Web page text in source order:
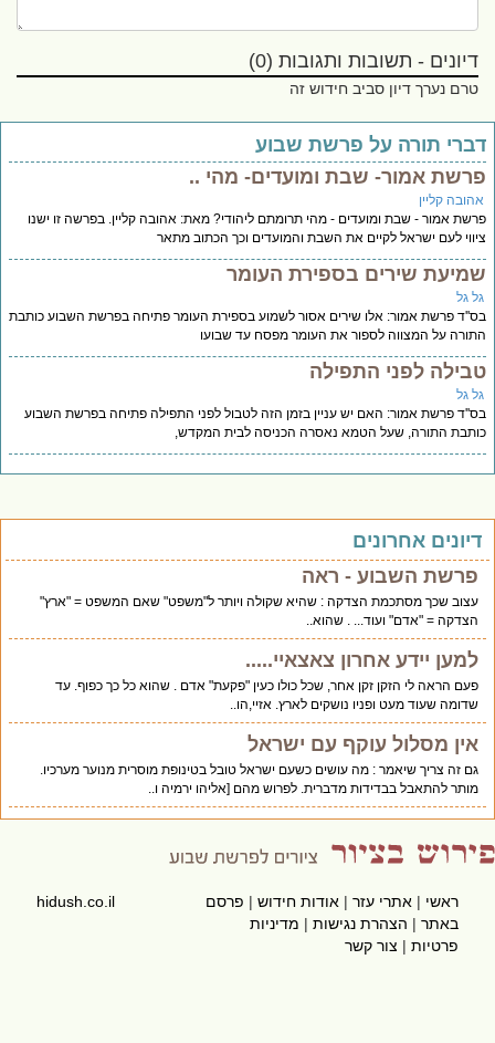
דיונים - תשובות ותגובות (0)
טרם נערך דיון סביב חידוש זה
תורה על פרשת שבוע
אמור- שבת ומועדים- מהי ..
קליין
אמור - שבת ומועדים - מהי תרומתם ליהודי? מאת: אהובה קליין. בפרשה זו ישנו
לעם ישראל לקיים את השבת והמועדים וכך הכתוב מתאר
שירים בספירת העומר
גל
פרשת אמור: אלו שירים אסור לשמוע בספירת העומר פתיחה בפרשת השבוע כותבת
על המצווה לספור את העומר מפסח עד שבועו
לפני התפילה
גל
פרשת אמור: האם יש עניין בזמן הזה לטבול לפני התפילה פתיחה בפרשת השבוע
התורה, שעל הטמא נאסרה הכניסה לבית המקדש,
אחרונים
פרשת השבוע - ראה
עצוב שכך מסתכמת הצדקה : שהיא שקולה ויותר ל"משפט" שאם המשפט = "ארץ"
הצדקה = "אדם" ועוד... . שהוא..
למען יידע אחרון צאצאיי.....
פעם הראה לי הזקן זקן אחר, שכל כולו כעין "פקעת" אדם . שהוא כל כך כפוף. עד
שדומה שעוד מעט ופניו נושקים לארץ. אזיי,הו..
אין מסלול עוקף עם ישראל
גם זה צריך שיאמר : מה עושים כשעם ישראל טובל בטינופת מוסרית מנוער מערכיו.
מותר להתאבל בבדידות מדברית. לפרוש מהם [אליהו ירמיה ו..
ראשי|אתרי עזר|אודות חידוש|פרסם
באתר|הצהרת נגישות|מדיניות
פרטיות|צור קשר
hidush.co.il